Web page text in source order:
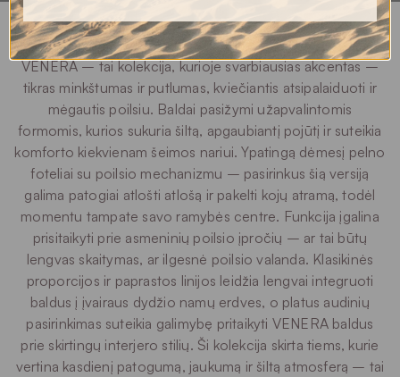
VENERA – tai kolekcija, kurioje svarbiausias akcentas –
tikras minkštumas ir putlumas, kviečiantis atsipalaiduoti ir
mėgautis poilsiu. Baldai pasižymi užapvalintomis
formomis, kurios sukuria šiltą, apgaubiantį pojūtį ir suteikia
komforto kiekvienam šeimos nariui. Ypatingą dėmesį pelno
foteliai su poilsio mechanizmu – pasirinkus šią versiją
galima patogiai atlošti atlošą ir pakelti kojų atramą, todėl
momentu tampate savo ramybės centre. Funkcija įgalina
prisitaikyti prie asmeninių poilsio įpročių – ar tai būtų
lengvas skaitymas, ar ilgesnė poilsio valanda. Klasikinės
proporcijos ir paprastos linijos leidžia lengvai integruoti
baldus į įvairaus dydžio namų erdves, o platus audinių
pasirinkimas suteikia galimybę pritaikyti VENERA baldus
prie skirtingų interjero stilių. Ši kolekcija skirta tiems, kurie
vertina kasdienį patogumą, jaukumą ir šiltą atmosferą – tai